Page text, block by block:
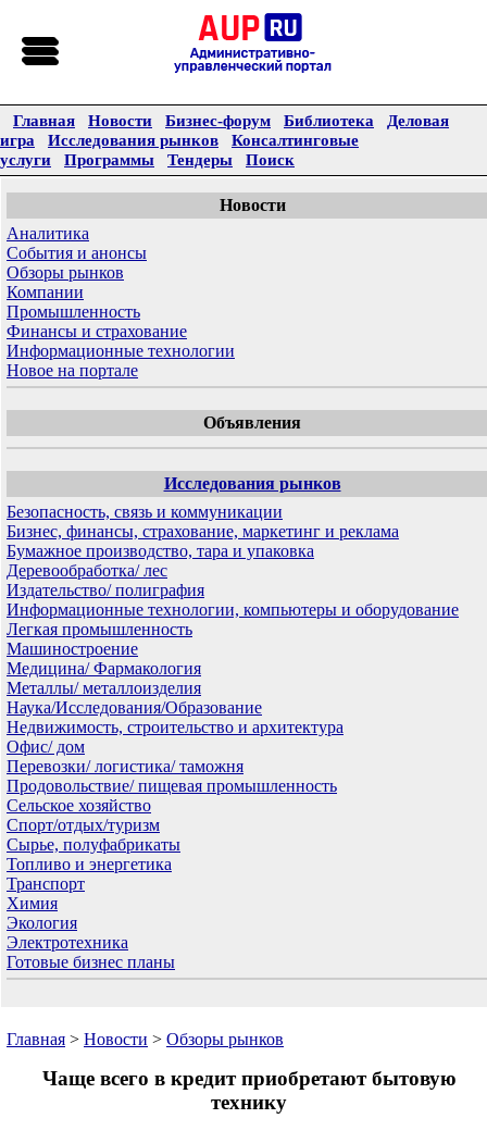
Главная Новости Бизнес-форум Библиотека
Деловая
игра
Исследования рынков
Консалтинговые
услуги
Программы Тендеры Поиск
Новости
Аналитика
События и анонсы
Обзоры рынков
Компании
Промышленность
Финансы и страхование
Информационные технологии
Новое на портале
Объявления
Исследования рынков
Безопасность, связь и коммуникации
Бизнес, финансы, страхование, маркетинг и реклама
Бумажное производство, тара и упаковка
Деревообработка/ лес
Издательство/ полиграфия
Информационные технологии, компьютеры и оборудование
Легкая промышленность
Машиностроение
Медицина/ Фармакология
Металлы/ металлоизделия
Наука/Исследования/Образование
Недвижимость, строительство и архитектура
Офис/ дом
Перевозки/ логистика/ таможня
Продовольствие/ пищевая промышленность
Сельское хозяйство
Спорт/отдых/туризм
Сырье, полуфабрикаты
Топливо и энергетика
Транспорт
Химия
Экология
Электротехника
Готовые бизнес планы
Главная > Новости > Обзоры рынков
Чаще всего в кредит приобретают бытовую
технику